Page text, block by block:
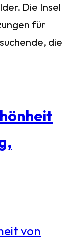
Die Insel
für
die